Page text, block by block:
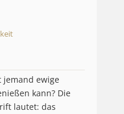
jemand ewige
kann? Die
lautet: das